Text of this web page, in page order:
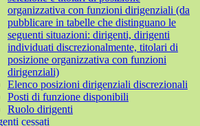
organizzativa con funzioni dirigenziali (da
pubblicare in tabelle che distinguano le
seguenti situazioni: dirigenti, dirigenti
individuati discrezionalmente, titolari di
posizione organizzativa con funzioni
dirigenziali)
Elenco posizioni dirigenziali discrezionali
Posti di funzione disponibili
Ruolo dirigenti
cessati